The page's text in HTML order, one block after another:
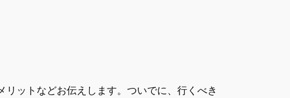
ットなどお伝えします。ついでに、行くべき